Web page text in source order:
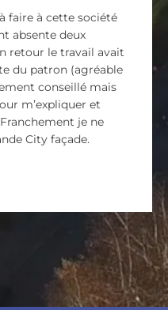
faire à cette société
absente deux
retour le travail avait
du patron (agréable
conseillé mais
m’expliquer et
je ne
City façade.